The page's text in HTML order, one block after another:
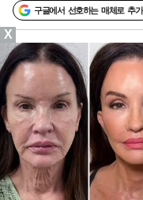
구글에서 선호하는 매체로 추가
X